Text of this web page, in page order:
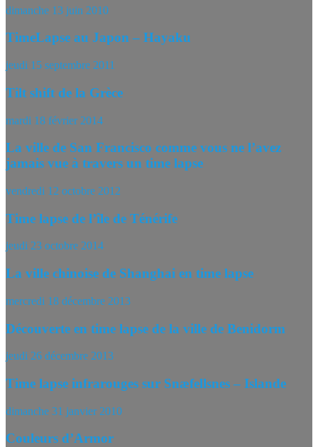
dimanche 13 juin 2010
TimeLapse au Japon – Hayaku
jeudi 15 septembre 2011
Tilt shift de la Grèce
mardi 18 février 2014
La ville de San Francisco comme vous ne l’avez
jamais vue à travers un time lapse
vendredi 12 octobre 2012
Time lapse de l’île de Ténérife
jeudi 23 octobre 2014
La ville chinoise de Shanghai en time lapse
mercredi 18 décembre 2013
Découverte en time lapse de la ville de Benidorm
jeudi 26 décembre 2013
Time lapse infrarouges sur Snæfellsnes – Islande
dimanche 31 janvier 2010
Couleurs d’Armor